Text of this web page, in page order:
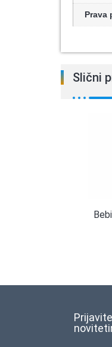
Prava
Slični